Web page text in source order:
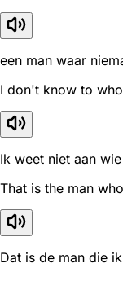
een man waar
I don't know to
Ik weet niet aan
That is the man
Dat is de man die